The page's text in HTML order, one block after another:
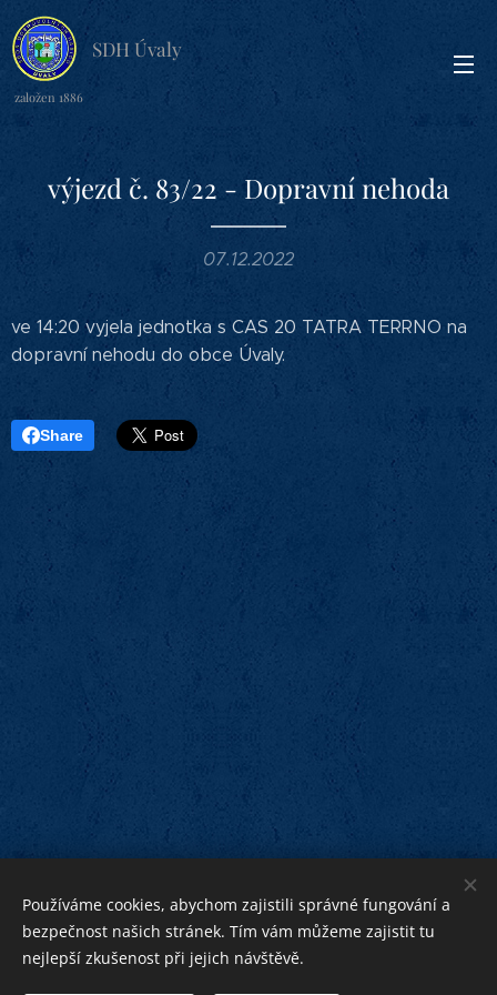
SDH Úvaly
založen 1886
výjezd č. 83/22 - Dopravní nehoda
07.12.2022
ve 14:20 vyjela jednotka s CAS 20 TATRA TERRNO na
dopravní nehodu do obce Úvaly.
Share
Bohu ku cti, bližnímuku pomoci
Používáme cookies, abychom zajistili správné fungování a
bezpečnost našich stránek. Tím vám můžeme zajistit tu
nejlepší zkušenost při jejich návštěvě.